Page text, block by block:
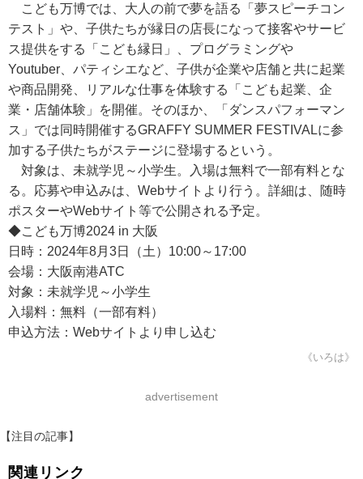
こども万博では、大人の前で夢を語る「夢スピーチコン
テスト」や、子供たちが縁日の店長になって接客やサービ
ス提供をする「こども縁日」、プログラミングや
Youtuber、パティシエなど、子供が企業や店舗と共に起業
や商品開発、リアルな仕事を体験する「こども起業、企
業・店舗体験」を開催。そのほか、「ダンスパフォーマン
ス」では同時開催するGRAFFY SUMMER FESTIVALに参
加する子供たちがステージに登場するという。
対象は、未就学児～小学生。入場は無料で一部有料とな
る。応募や申込みは、Webサイトより行う。詳細は、随時
ポスターやWebサイト等で公開される予定。
◆こども万博2024 in 大阪
日時：2024年8月3日（土）10:00～17:00
会場：大阪南港ATC
対象：未就学児～小学生
入場料：無料（一部有料）
申込方法：Webサイトより申し込む
《いろは》
advertisement
【注目の記事】
関連リンク